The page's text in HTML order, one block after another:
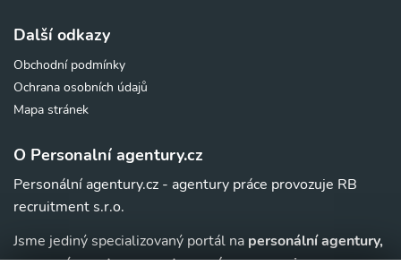
Další odkazy
Obchodní podmínky
Ochrana osobních údajů
Mapa stránek
O Personalní agentury.cz
Personální agentury.cz - agentury práce provozuje RB
recruitment s.r.o.
Jsme jediný specializovaný portál na personální agentury,
pracovní agentury, agentury práce a au-pairagentury v